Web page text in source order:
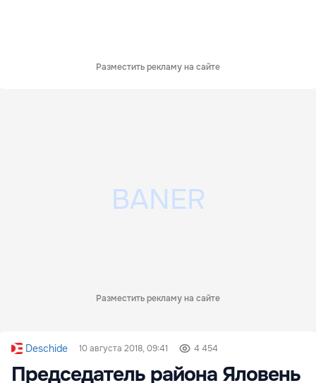
Разместить рекламу на сайте
Разместить рекламу на сайте
Deschide 10 августа 2018, 09:41 4 454
Председатель района Яловень